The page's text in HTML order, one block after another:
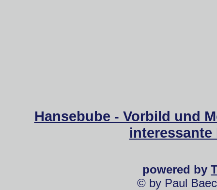
Hansebube - Vorbild und
powered by
© by Paul